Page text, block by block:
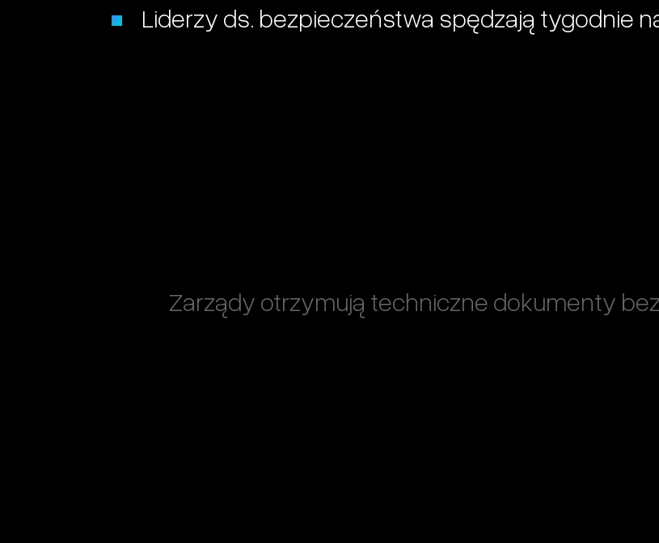
Liderzy ds. bezpieczeństwa spędzają tygodnie
Zarządy otrzymują techniczne dokumenty